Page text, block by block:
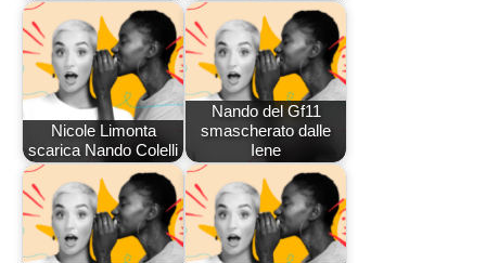
Nicole Limonta
scarica Nando Colelli
Nando del Gf11
smascherato dalle
Iene